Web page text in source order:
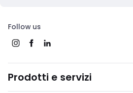
Follow us
Prodotti e servizi